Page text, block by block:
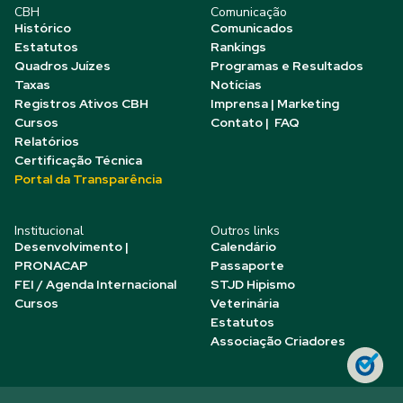
CBH
Histórico
Estatutos
Quadros Juízes
Taxas
Registros Ativos CBH
Cursos
Relatórios
Certificação Técnica
Portal da Transparência
Comunicação
Comunicados
Rankings
Programas e Resultados
Notícias
Imprensa | Marketing
Contato | FAQ
Institucional
Desenvolvimento |
PRONACAP
FEI / Agenda Internacional
Cursos
Outros links
Calendário
Passaporte
STJD Hipismo
Veterinária
Estatutos
Associação Criadores